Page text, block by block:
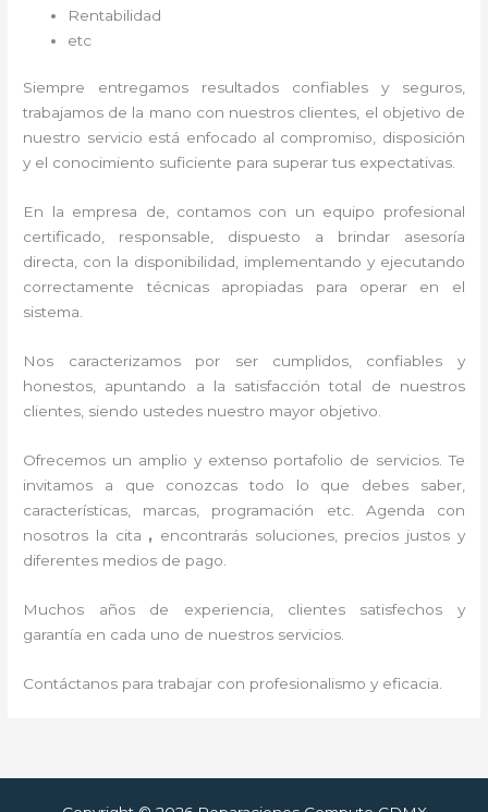
Rentabilidad
etc
Siempre entregamos resultados confiables y seguros,
trabajamos de la mano con nuestros clientes, el objetivo de
nuestro servicio está enfocado al compromiso, disposición
y el conocimiento suficiente para superar tus expectativas.
En la empresa de , contamos con un equipo profesional
certificado, responsable, dispuesto a brindar asesoría
directa, con la disponibilidad, implementando y ejecutando
correctamente técnicas apropiadas para operar en el
sistema.
Nos caracterizamos por ser cumplidos, confiables y
honestos, apuntando a la satisfacción total de nuestros
clientes, siendo ustedes nuestro mayor objetivo.
Ofrecemos un amplio y extenso portafolio de servicios. Te
invitamos a que conozcas todo lo que debes saber,
características, marcas, programación etc. Agenda con
nosotros la cita , encontrarás soluciones, precios justos y
diferentes medios de pago.
Muchos años de experiencia, clientes satisfechos y
garantía en cada uno de nuestros servicios.
Contáctanos para trabajar con profesionalismo y eficacia.